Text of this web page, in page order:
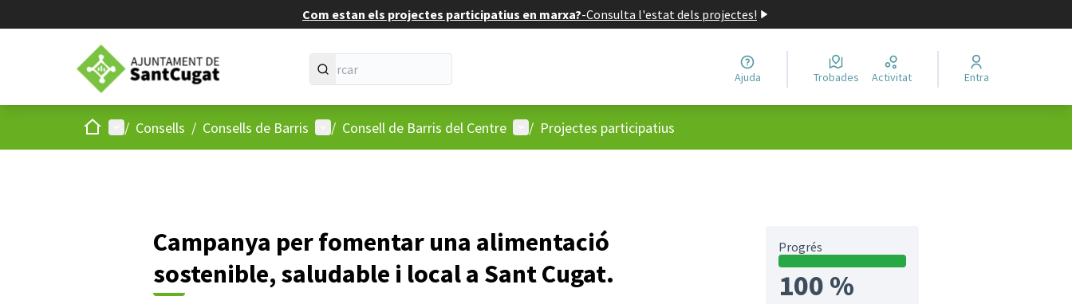
Com estan els projectes participatius en marxa?-Consulta l'estat dels projectes!
Ajuda Trobades Activitat Entra
Inici Menú principal
/ Consells / Consells de Barris Menú d'usuari
/ Consell de Barris del Centre Menú d'usuari
/ Projectes participatius
Campanya per fomentar una alimentació
sostenible, saludable i local a Sant Cugat.
Progrés
100 %